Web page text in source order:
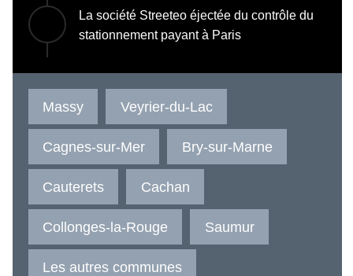
La société Streeteo éjectée du contrôle du
stationnement payant à Paris
Massy Veyrier-du-Lac
Cagnes-sur-Mer Bry-sur-Marne
Cauterets Cachan
Collonges-la-Rouge Saumur
Les autres communes